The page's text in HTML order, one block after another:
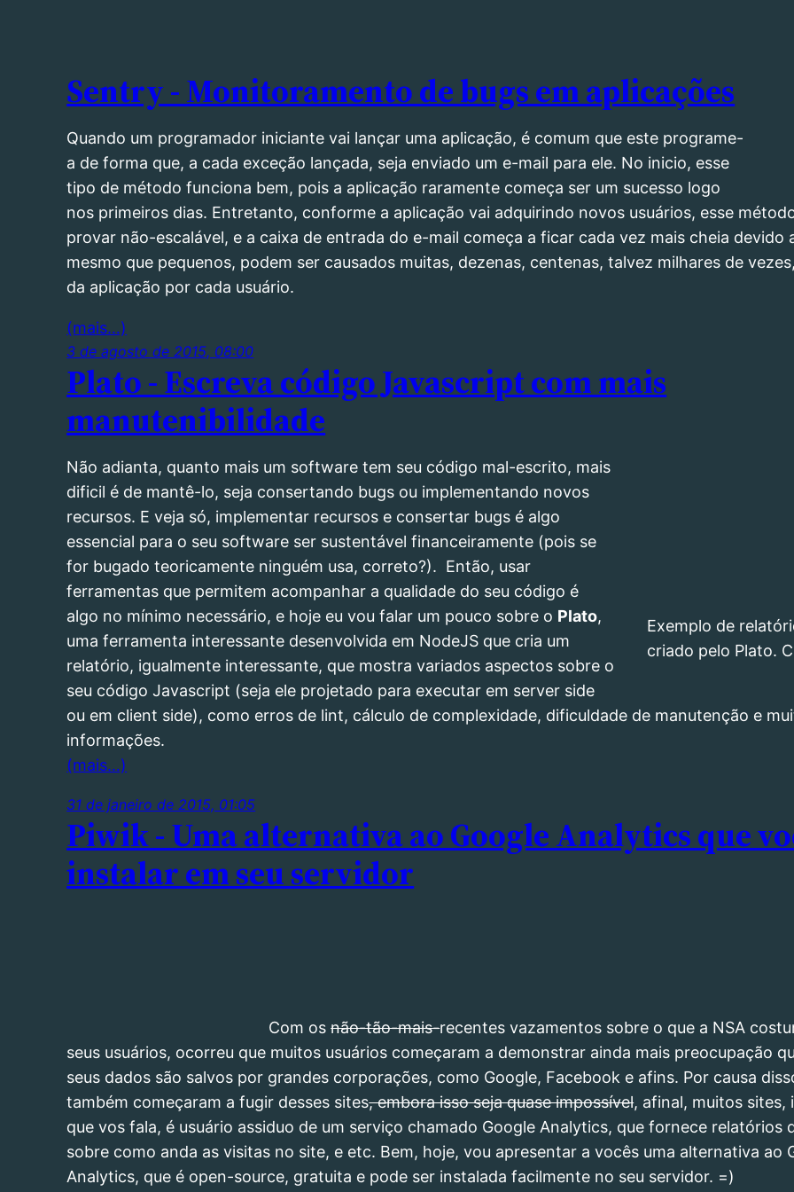
Sentry - Monitoramento de bugs em aplicações
Quando um programador iniciante vai lançar uma aplicação, é comum que este programe-
a de forma que, a cada exceção lançada, seja enviado um e-mail para ele. No inicio, esse
tipo de método funciona bem, pois a aplicação raramente começa ser um sucesso logo
nos primeiros dias. Entretanto, conforme a aplicação vai adquirindo novos usuários, esse
provar não-escalável, e a caixa de entrada do e-mail começa a ficar cada vez mais cheia devido
mesmo que pequenos, podem ser causados muitas, dezenas, centenas, talvez milhares de
da aplicação por cada usuário.
(mais…)
3 de agosto de 2015, 08:00
Plato - Escreva código Javascript com mais
manutenibilidade
Exemplo de
criado pelo Plato.
Não adianta, quanto mais um software tem seu código mal-escrito, mais
dificil é de mantê-lo, seja consertando bugs ou implementando novos
recursos. E veja só, implementar recursos e consertar bugs é algo
essencial para o seu software ser sustentável financeiramente (pois se
for bugado teoricamente ninguém usa, correto?). Então, usar
ferramentas que permitem acompanhar a qualidade do seu código é
algo no mínimo necessário, e hoje eu vou falar um pouco sobre o Plato,
uma ferramenta interessante desenvolvida em NodeJS que cria um
relatório, igualmente interessante, que mostra variados aspectos sobre o
seu código Javascript (seja ele projetado para executar em server side
ou em client side), como erros de lint, cálculo de complexidade, dificuldade de manutenção e
informações.
(mais…)
31 de janeiro de 2015, 01:05
Piwik - Uma alternativa ao Google Analytics que
instalar em seu servidor
Com osnão-tão-mais-recentes vazamentos sobre o que a NSA
seus usuários, ocorreu que muitos usuários começaram a demonstrar ainda mais preocupação
seus dados são salvos por grandes corporações, como Google, Facebook e afins. Por causa
também começaram a fugir desses sites, embora isso seja quase impossível, afinal, muitos sites,
que vos fala, é usuário assiduo de um serviço chamado Google Analytics, que fornece relatórios
sobre como anda as visitas no site, e etc. Bem, hoje, vou apresentar a vocês uma alternativa ao
Analytics, que é open-source, gratuita e pode ser instalada facilmente no seu servidor. =)